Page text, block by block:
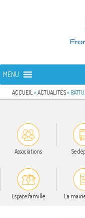
MENU
ACCUEIL »ACTUALITÉS»
Associations Se
Espace famille La